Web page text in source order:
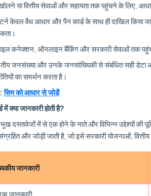
या वित्तीय सेवाओं और सहायता तक पहुंचने के लिए,
केवल वैध आधार और पैन कार्ड के साथ ही दाखिल किया जा
कनेक्शन, ऑनलाइन बैंकिंग और सरकारी सेवाओं तक
जनसंख्या और उनके जनसांख्यिकी से संबंधित सही डेटा
का समर्थन करता है।
सिम को आधार से जोड़ें
में क्या जानकारी होती है?
दस्तावेजों में से एक होने के नाते और विभिन्न उद्देश्यों की
और जोड़ी जाती है, जो इसे सरकारी योजनाओं,
जानकारी
जानकारी